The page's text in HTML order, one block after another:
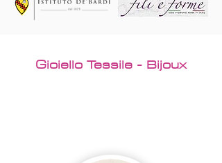
Gioiello Tessile - Bijoux